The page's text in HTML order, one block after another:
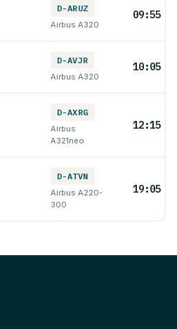
D-ARUZ
Airbus A320
09:55 LT
D-AVJR
Airbus A320
10:05 LT
D-AXRG
Airbus
A321neo
12:15 LT
D-ATVN
Airbus A220-
300
19:05 LT